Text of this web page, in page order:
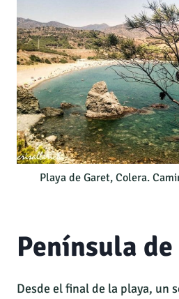
Playa de Garet, Colera.
Península de
Desde el final de la playa, un